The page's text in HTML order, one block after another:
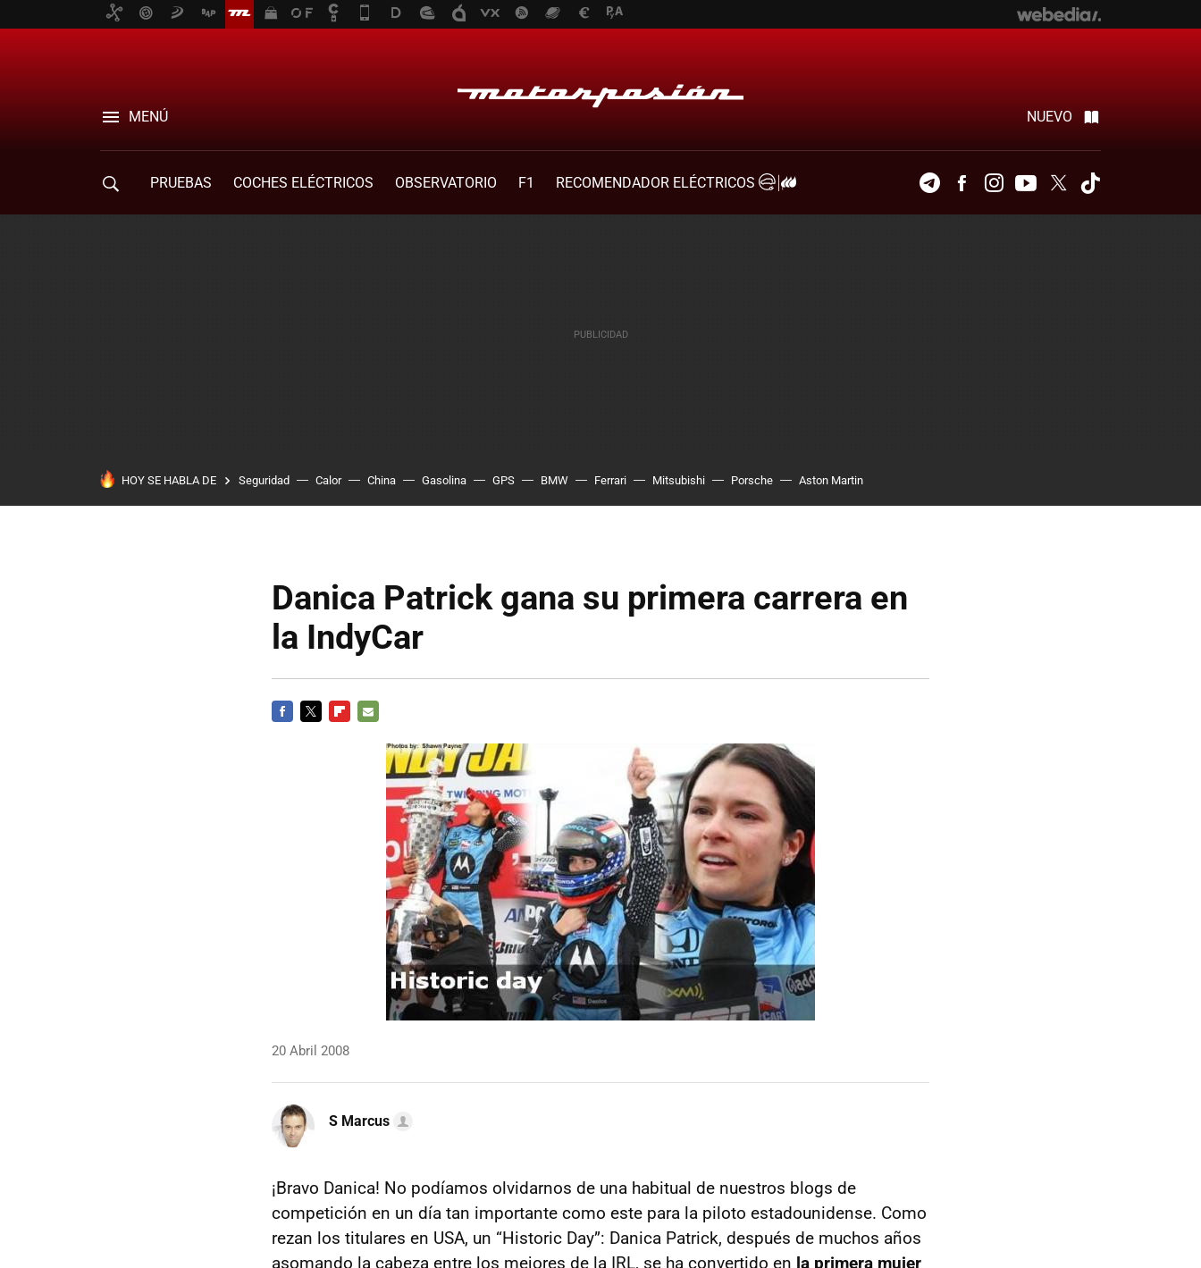
MENÚ NUEVO
PRUEBAS COCHES ELÉCTRICOS OBSERVATORIO F1
RECOMENDADOR ELÉCTRICOS
TelegramFacebookInstagramYoutubeTwitter
HOY SE HABLA DE Seguridad Calor China Gasolina GPS BMW Ferrari Mitsubishi Porsche Aston Martin
Danica Patrick gana su primera carrera en
la IndyCar
20 Abril 2008
S Marcus
¡Bravo Danica! No podíamos olvidarnos de una habitual de nuestros blogs de
competición en un día tan importante como este para la piloto estadounidense. Como
rezan los titulares en USA, un “Historic Day”: Danica Patrick, después de muchos años
asomando la cabeza entre los mejores de la IRL, se ha convertido en la primera mujer